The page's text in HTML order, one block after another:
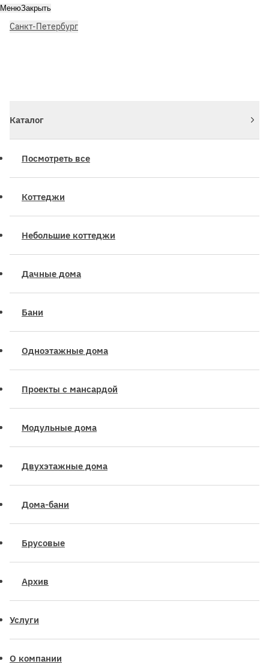
Санкт-Петербург
МенюЗакрыть
Каталог
Посмотреть все
Коттеджи
Небольшие коттеджи
Дачные дома
Бани
Одноэтажные дома
Проекты с мансардой
Модульные дома
Двухэтажные дома
Дома-бани
Брусовые
Архив
Услуги
О компании